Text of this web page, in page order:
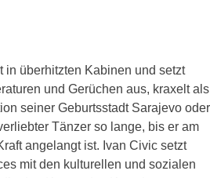
in überhitzten Kabinen und setzt
und Gerüchen aus, kraxelt als
seiner Geburtsstadt Sarajevo oder
Tänzer so lange, bis er am
angelangt ist. Ivan Civic setzt
mit den kulturellen und sozialen